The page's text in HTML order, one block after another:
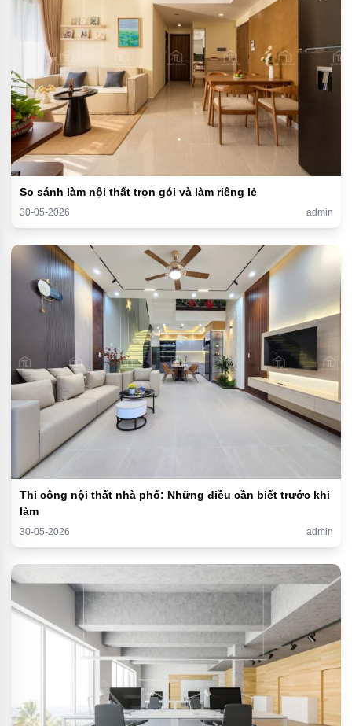
So sánh làm nội thất trọn gói và làm riêng lẻ
30-05-2026 admin
Thi công nội thất nhà phố: Những điều cần biết trước khi
làm
30-05-2026 admin